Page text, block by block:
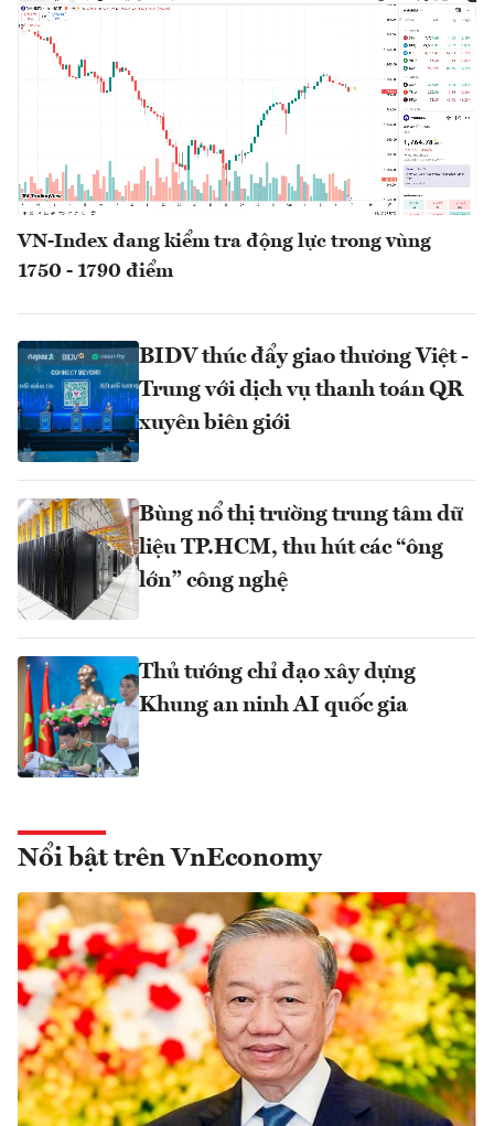
VN-Index đang kiểm tra động lực trong vùng
1750 - 1790 điểm
BIDV thúc đẩy giao thương Việt -
Trung với dịch vụ thanh toán QR
xuyên biên giới
Bùng nổ thị trường trung tâm dữ
liệu TP.HCM, thu hút các “ông
lớn” công nghệ
Thủ tướng chỉ đạo xây dựng
Khung an ninh AI quốc gia
Nổi bật trên VnEconomy